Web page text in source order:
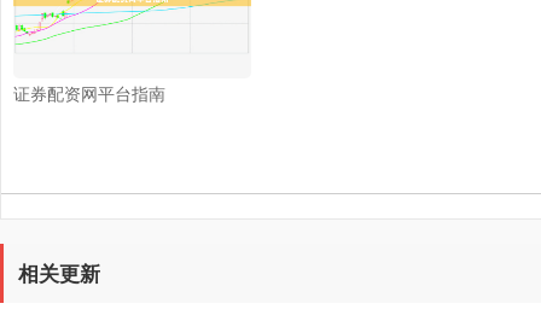
证券配资网平台指南
相关更新